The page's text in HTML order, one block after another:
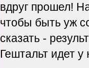
вдруг прошел!
чтобы быть уж
сказать -
Гештальт идет